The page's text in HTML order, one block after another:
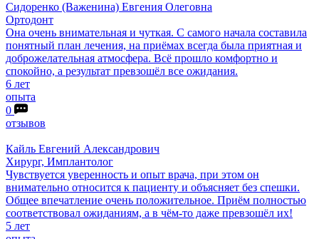
Сидоренко (Важенина) Евгения Олеговна
Ортодонт
Она очень внимательная и чуткая. С самого начала составила
понятный план лечения, на приёмах всегда была приятная и
доброжелательная атмосфера. Всё прошло комфортно и
спокойно, а результат превзошёл все ожидания.
6 лет
опыта
0
отзывов
Кайль Евгений Александрович
Хирург, Имплантолог
Чувствуется уверенность и опыт врача, при этом он
внимательно относится к пациенту и объясняет без спешки.
Общее впечатление очень положительное. Приём полностью
соответствовал ожиданиям, а в чём-то даже превзошёл их!
5 лет